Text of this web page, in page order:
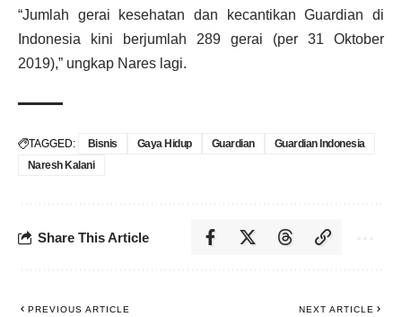
“Jumlah gerai kesehatan dan kecantikan Guardian di
Indonesia kini berjumlah 289 gerai (per 31 Oktober
2019),” ungkap Nares lagi.
TAGGED: Bisnis Gaya Hidup Guardian
Guardian Indonesia
Naresh Kalani
Share This Article
PREVIOUS ARTICLE NEXT ARTICLE